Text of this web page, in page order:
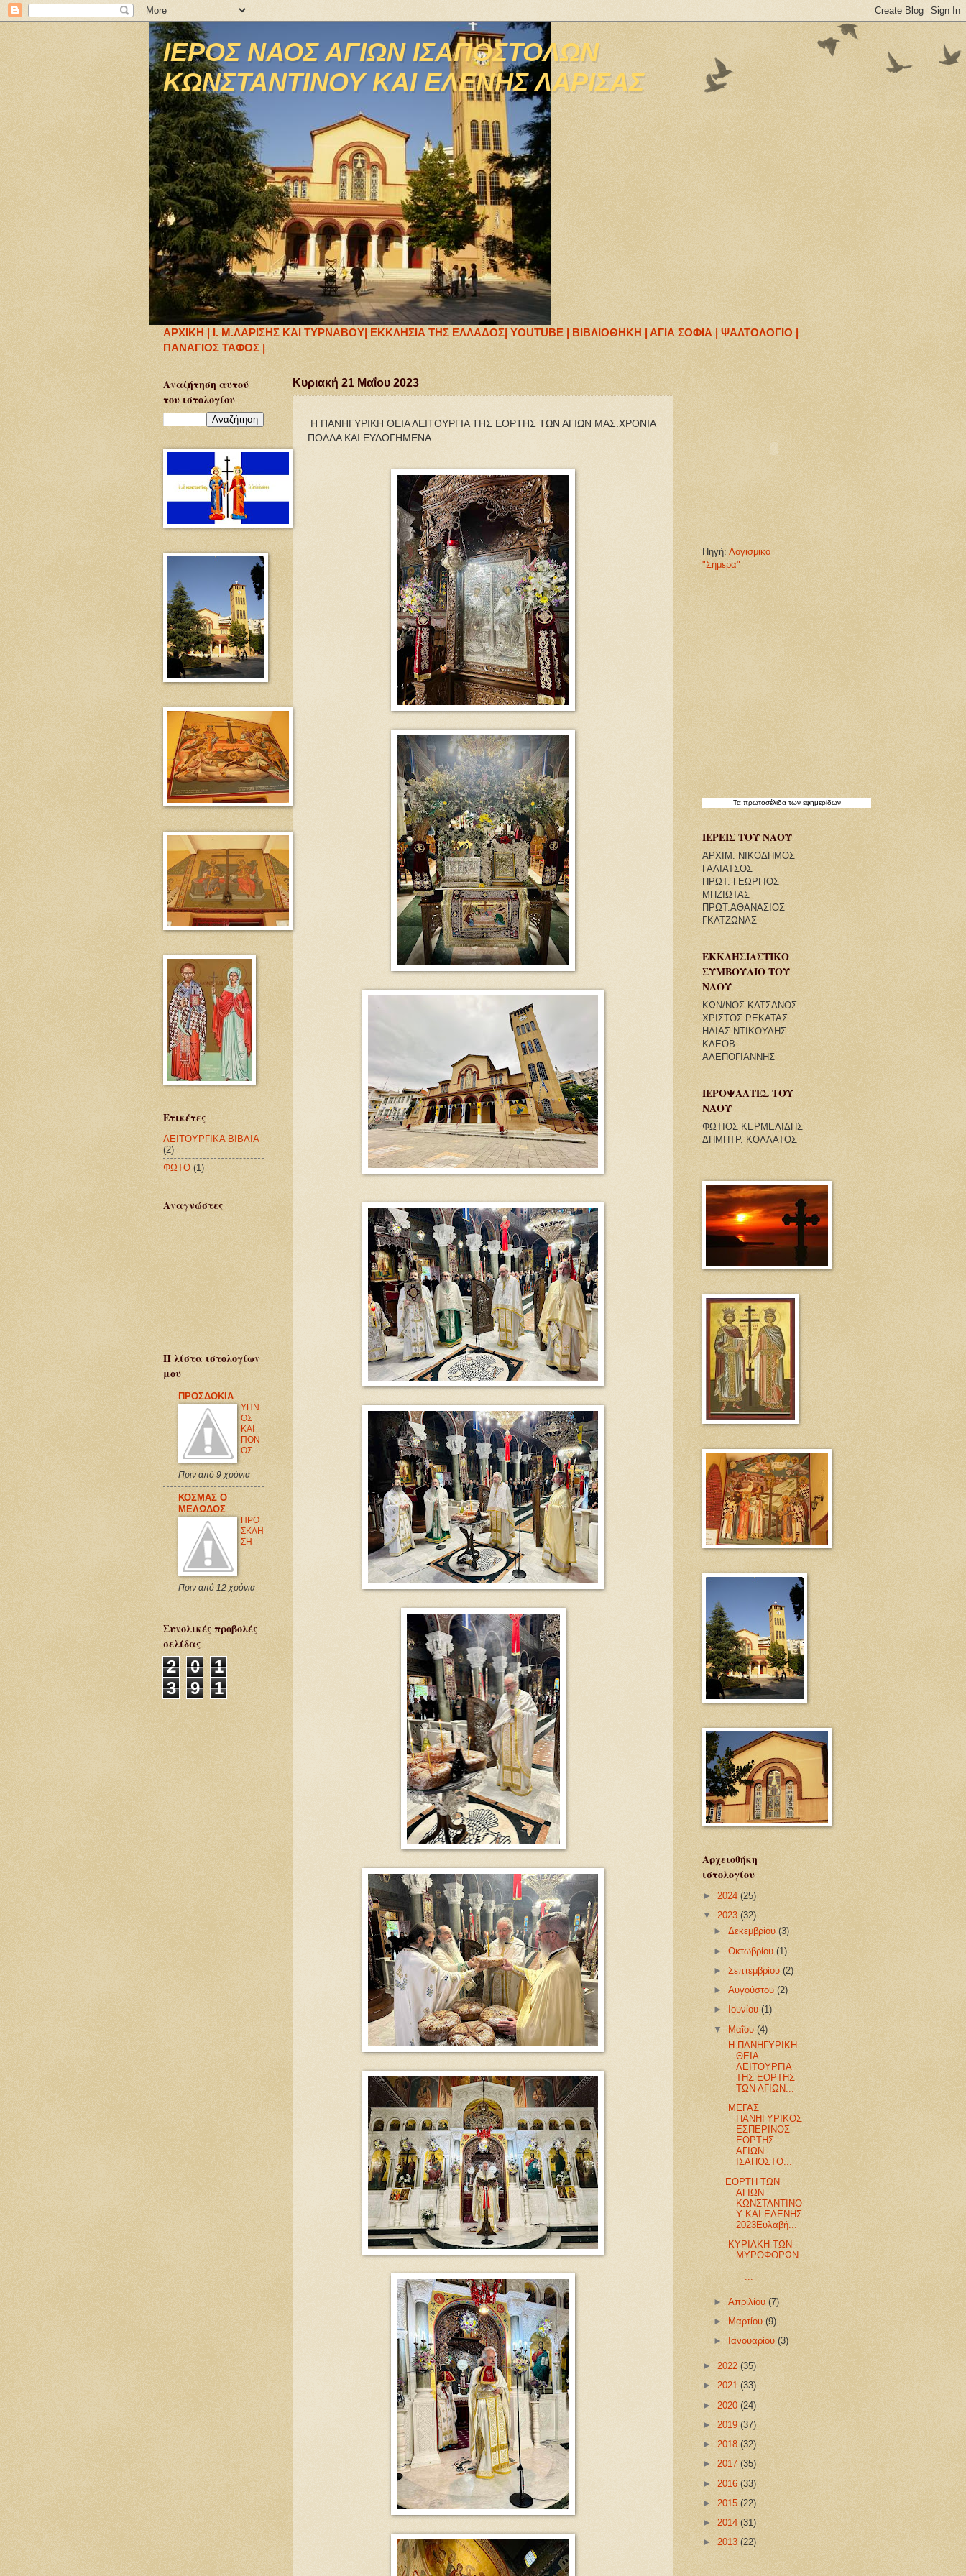
ΙΕΡΟΣ ΝΑΟΣ ΑΓΙΩΝ ΙΣΑΠΟΣΤΟΛΩΝ
ΚΩΝΣΤΑΝΤΙΝΟΥ ΚΑΙ ΕΛΕΝΗΣ ΛΑΡΙΣΑΣ
ΑΡΧΙΚΗ | Ι. Μ.ΛΑΡΙΣΗΣ ΚΑΙ ΤΥΡΝΑΒΟΥ| ΕΚΚΛΗΣΙΑ ΤΗΣ ΕΛΛΑΔΟΣ| YOUTUBE | ΒΙΒΛΙΟΘΗΚΗ |ΑΓΙΑ ΣΟΦΙΑ | ΨΑΛΤΟΛΟΓΙΟ |
ΠΑΝΑΓΙΟΣ ΤΑΦΟΣ |
Κυριακή 21 Μαΐου 2023
Η ΠΑΝΗΓΥΡΙΚΗ ΘΕΙΑ ΛΕΙΤΟΥΡΓΙΑ ΤΗΣ ΕΟΡΤΗΣ ΤΩΝ ΑΓΙΩΝ ΜΑΣ.ΧΡΟΝΙΑ
ΠΟΛΛΑ ΚΑΙ ΕΥΛΟΓΗΜΕΝΑ.
Αναζήτηση αυτού
του ιστολογίου
Ετικέτες
ΛΕΙΤΟΥΡΓΙΚΑ ΒΙΒΛΙΑ
(2)
ΦΩΤΟ (1)
Αναγνώστες
Η λίστα ιστολογίων
μου
ΠΡΟΣΔΟΚΙΑ
ΥΠΝ
ΟΣ
ΚΑΙ
ΠΟΝ
ΟΣ...
Πριν από 9 χρόνια
ΚΟΣΜΑΣ Ο
ΜΕΛΩΔΟΣ
ΠΡΟ
ΣΚΛΗ
ΣΗ
Πριν από 12 χρόνια
Συνολικές προβολές
σελίδας
2 0
1
3
9 1
Πηγή: Λογισμικό
"Σήμερα"
Τα πρωτοσέλιδατων εφημερίδων
ΙΕΡΕΙΣ ΤΟΥ ΝΑΟΥ
ΑΡΧΙΜ. ΝΙΚΟΔΗΜΟΣ
ΓΑΛΙΑΤΣΟΣ
ΠΡΩΤ. ΓΕΩΡΓΙΟΣ
ΜΠΖΙΩΤΑΣ
ΠΡΩΤ.ΑΘΑΝΑΣΙΟΣ
ΓΚΑΤΖΩΝΑΣ
ΕΚΚΛΗΣΙΑΣΤΙΚΟ
ΣΥΜΒΟΥΛΙΟ ΤΟΥ
ΝΑΟΥ
ΚΩΝ/ΝΟΣ ΚΑΤΣΑΝΟΣ
ΧΡΙΣΤΟΣ ΡΕΚΑΤΑΣ
ΗΛΙΑΣ ΝΤΙΚΟΥΛΗΣ
ΚΛΕΟΒ.
ΑΛΕΠΟΓΙΑΝΝΗΣ
ΙΕΡΟΨΑΛΤΕΣ ΤΟΥ
ΝΑΟΥ
ΦΩΤΙΟΣ ΚΕΡΜΕΛΙΔΗΣ
ΔΗΜΗΤΡ. ΚΟΛΛΑΤΟΣ
Αρχειοθήκη
ιστολογίου
► 2024 (25)
▼ 2023 (32)
►Δεκεμβρίου(3)
►Οκτωβρίου(1)
►Σεπτεμβρίου(2)
►Αυγούστου(2)
►
Ιουνίου(1)
▼ Μαΐου(4)
Η ΠΑΝΗΓΥΡΙΚΗ
ΘΕΙΑ
ΛΕΙΤΟΥΡΓΙΑ
ΤΗΣ ΕΟΡΤΗΣ
ΤΩΝ ΑΓΙΩΝ...
ΜΕΓΑΣ
ΠΑΝΗΓΥΡΙΚΟΣ
ΕΣΠΕΡΙΝΟΣ
ΕΟΡΤΗΣ
ΑΓΙΩΝ
ΙΣΑΠΟΣΤΟ...
ΕΟΡΤΗ ΤΩΝ
ΑΓΙΩΝ
ΚΩΝΣΤΑΝΤΙΝΟ
Υ ΚΑΙ ΕΛΕΝΗΣ
2023Ευλαβή...
ΚΥΡΙΑΚΗ ΤΩΝ
ΜΥΡΟΦΟΡΩΝ.
►Απριλίου(7)
►
Μαρτίου(9)
►
Ιανουαρίου(3)
► 2022 (35)
► 2021 (33)
► 2020 (24)
► 2019 (37)
► 2018 (32)
► 2017 (35)
► 2016 (33)
► 2015 (22)
► 2014 (31)
► 2013 (22)